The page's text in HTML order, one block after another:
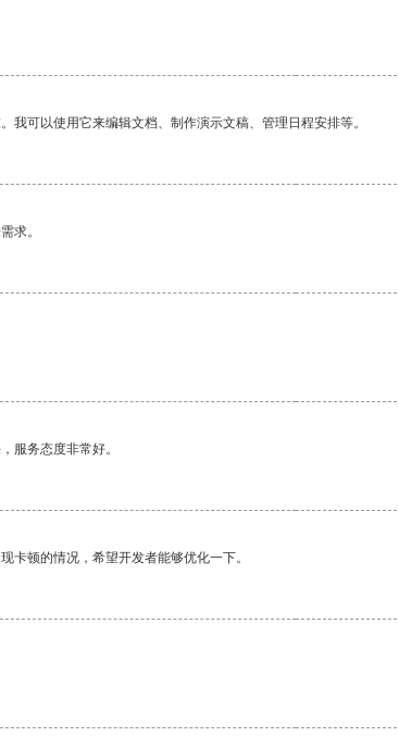
我可以使用它来编辑文档、制作演示文稿、管理日程安排等。
求。
服务态度非常好。
卡顿的情况，希望开发者能够优化一下。